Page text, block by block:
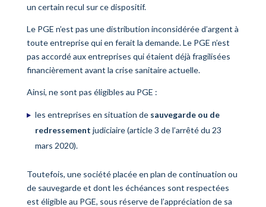
un certain recul sur ce dispositif.
Le PGE n’est pas une distribution inconsidérée d’argent à
toute entreprise qui en ferait la demande. Le PGE n’est
pas accordé aux entreprises qui étaient déjà fragilisées
financièrement avant la crise sanitaire actuelle.
Ainsi, ne sont pas éligibles au PGE :
les entreprises en situation de sauvegarde ou de
redressement judiciaire (article 3 de l’arrêté du 23
mars 2020).
Toutefois, une société placée en plan de continuation ou
de sauvegarde et dont les échéances sont respectées
est éligible au PGE, sous réserve de l’appréciation de sa